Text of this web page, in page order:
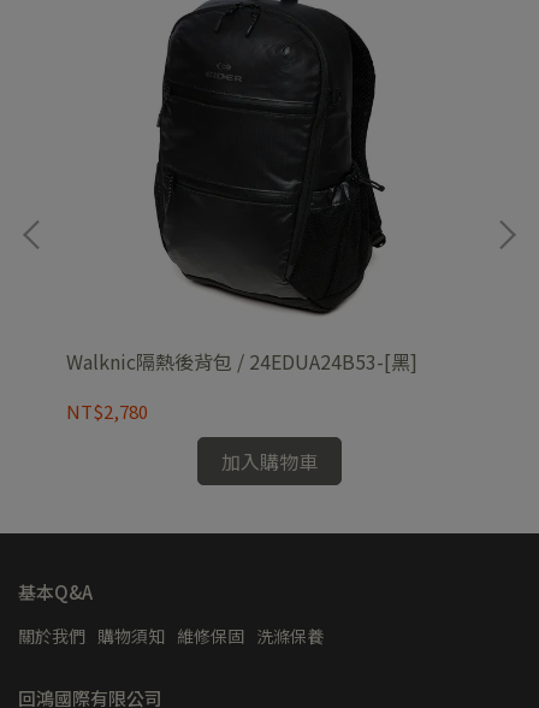
Walknic隔熱後背包 / 24EDUA24B53-[黑]
NT$2,780
加入購物車
基本Q&A
關於我們 購物須知 維修保固 洗滌保養
回鴻國際有限公司